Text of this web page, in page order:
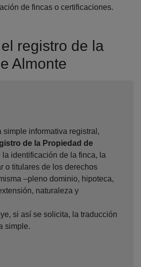
de fincas o certificaciones.
registro de la
Almonte
nueva
simple informativa registral,
de la Propiedad de
la identificación de la finca, la
o titulares de los derechos
–pleno dominio, hipoteca,
naturaleza y
si así se solicita, la traducción
simple.